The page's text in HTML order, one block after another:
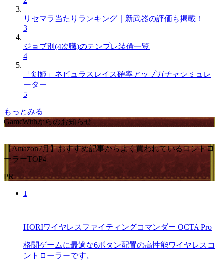
リセマラ当たりランキング｜新武器の評価も掲載！
3
ジョブ別(4次職)のテンプレ装備一覧
4
「剣姫」ネビュラスレイス確率アップガチャシミュレ
ーター
5
もっとみる
GameWithからのお知らせ
【Amazon7月】おすすめ記事からよく買われているコントロ
ーラーTOP4
PR
1
HORIワイヤレスファイティングコマンダー OCTA Pro
格闘ゲームに最適な6ボタン配置の高性能ワイヤレスコ
ントローラーです。